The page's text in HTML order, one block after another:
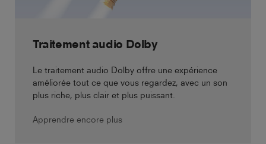
Traitement audio Dolby
Le traitement audio Dolby offre une expérience
améliorée tout ce que vous regardez, avec un son
plus riche, plus clair et plus puissant.
Apprendre encore plus